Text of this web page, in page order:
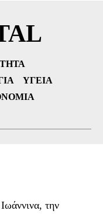
ΥΓΕΊΑ
την